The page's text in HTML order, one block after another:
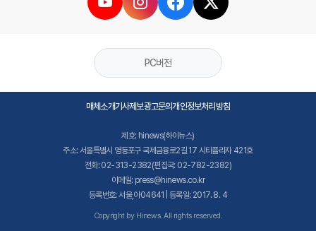
PC버전
매체소개기사제보광고문의개인정보처리방침
제호: hinews(하이뉴스)
주소: 서울특별시 영등포구 국제금융로2길 17 시티플라자 421호
전화: 02-313-2382(편집국: 02-782-2382)
이메일: press@hinews.co.kr
등록번호: 서울,아04641 | 등록일: 2017. 8. 4
Copyright by Hinews. All rights reserved.